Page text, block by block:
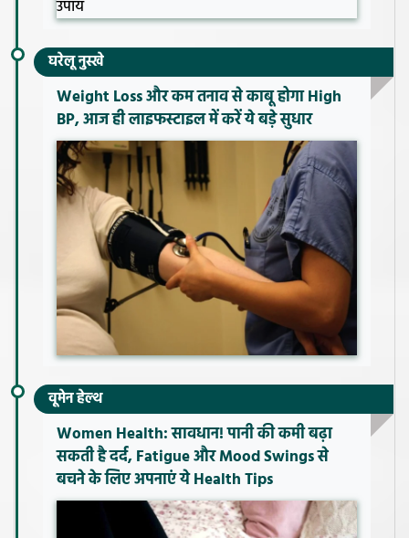
घरेलू नुस्खे
Weight Loss और कम तनाव से काबू होगा High
BP, आज ही लाइफस्टाइल में करें ये बड़े सुधार
वूमेन हेल्थ
Women Health: सावधान! पानी की कमी बढ़ा
सकती है दर्द, Fatigue और Mood Swings से
बचने के लिए अपनाएं ये Health Tips